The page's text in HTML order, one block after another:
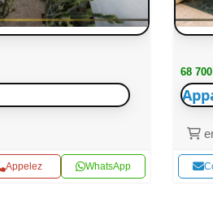
Appelez WhatsApp
68